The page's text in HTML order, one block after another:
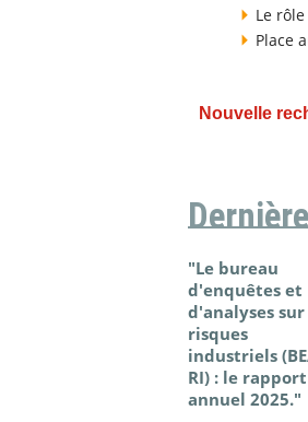
Le
Place
Nouvelle
"Le bureau
d'enquêtes et
d'analyses sur
risques
industriels
RI) : le rapport
annuel 2025."